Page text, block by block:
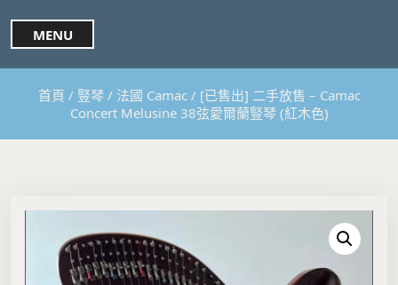
MENU
首頁 / 豎琴/ 法國 Camac/ [已售出] 二手放售 – Camac
Concert Melusine 38弦愛爾蘭豎琴 (紅木色)